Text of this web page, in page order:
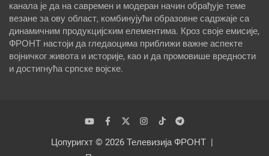
канала је да на савремен и модеран начин обрађује теме
везане за ову област, комбинујући образовне садржаје са
динамичним продукцијским елементима. Кроз своје емисије,
ФРОНТ настоји да гледаоцима приближи важне аспекте
војничког живота и историје, као и да промовише вредности
и достигнућа српске војске.
Цопyригхт © 2026 Телевизија ФРОНТ